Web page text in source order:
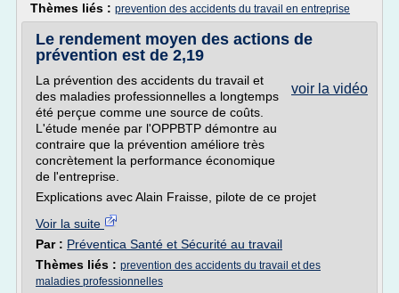
Thèmes liés : prevention des accidents du travail en entreprise
Le rendement moyen des actions de
prévention est de 2,19
voir la vidéo
La prévention des accidents du travail et
des maladies professionnelles a longtemps
été perçue comme une source de coûts.
L'étude menée par l'OPPBTP démontre au
contraire que la prévention améliore très
concrètement la performance économique
de l'entreprise.
Explications avec Alain Fraisse, pilote de ce projet
Voir la suite
Par : Préventica Santé et Sécurité au travail
Thèmes liés : prevention des accidents du travail et des
maladies professionnelles